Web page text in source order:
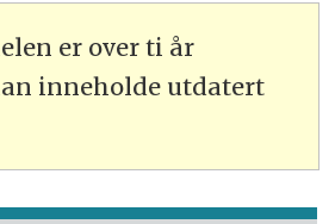
er over ti år
inneholde utdatert